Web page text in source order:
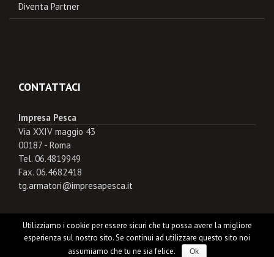
Diventa Partner
CONTATTACI
Impresa Pesca
Via XXIV maggio 43
00187 - Roma
Tel. 06.4819949
Fax. 06.4682418
tg.armatori@impresapesca.it
Impresa Pesca
Utilizziamo i cookie per essere sicuri che tu possa avere la migliore
esperienza sul nostro sito. Se continui ad utilizzare questo sito noi
assumiamo che tu ne sia felice.
Ok